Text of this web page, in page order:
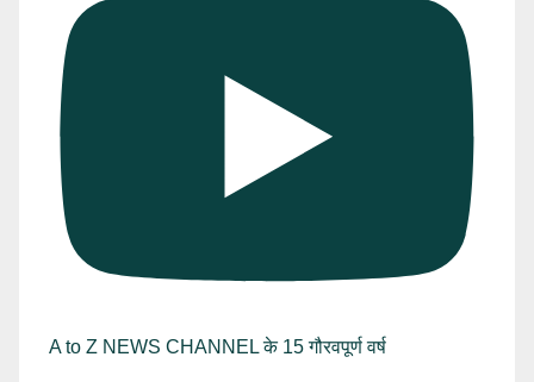
A to Z NEWS CHANNEL के 15 गौरवपूर्ण वर्ष